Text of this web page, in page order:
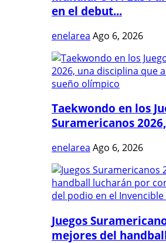
en el debut...
enelarea Ago 6, 2026
Taekwondo en los
Suramericanos
enelarea Ago 6, 2026
Juegos
mejores del